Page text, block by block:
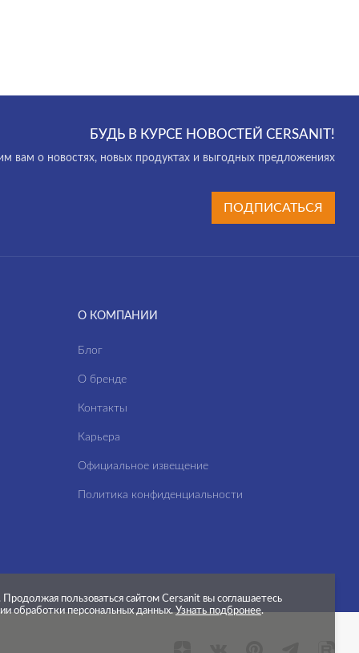
О КОМПАНИИ
Блог
О бренде
Контакты
Карьера
Официальное извещение
Политика конфиденциальности
БУДЬ В КУРСЕ НОВОСТЕЙ CERSANIT!
вам о новостях, новых продуктах и выгодных предложениях
ПОДПИСАТЬСЯ
Продолжая пользоваться сайтом Cersanit вы соглашаетесь
обработки персональных данных.Узнать подбронее.